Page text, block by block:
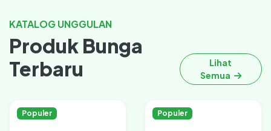
KATALOG UNGGULAN
Produk Bunga
Terbaru
Lihat
Semua
Populer Populer